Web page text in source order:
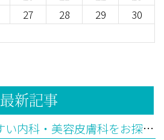
27 28 29
30
最新記事
名東区から通いやすい内科・美容皮膚科をお探しの方へ